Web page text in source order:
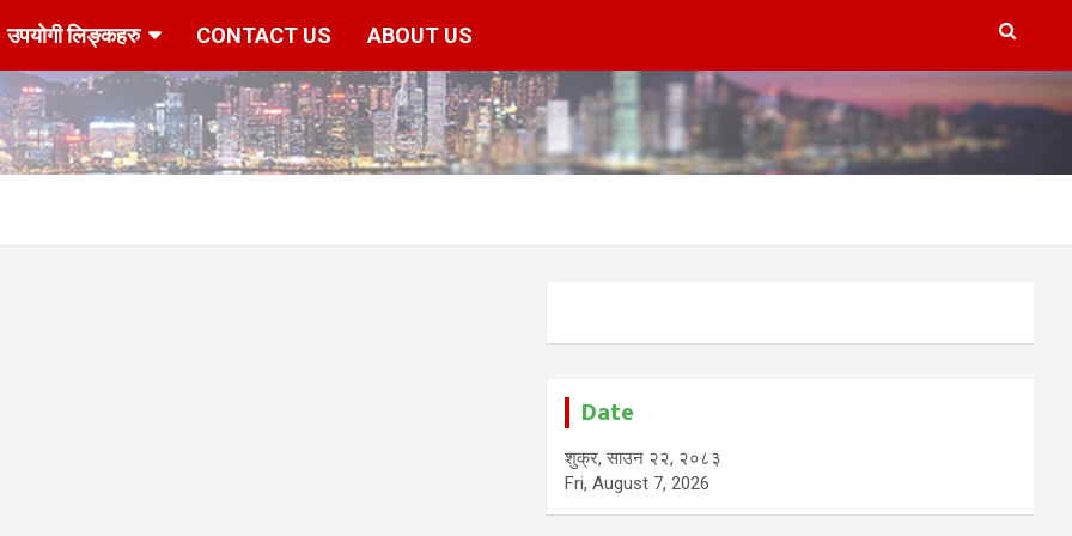
उपयोगी लिङ्कहरु CONTACT US ABOUT US
Date
शुक्र, साउन २२, २०८३
Fri, August 7, 2026